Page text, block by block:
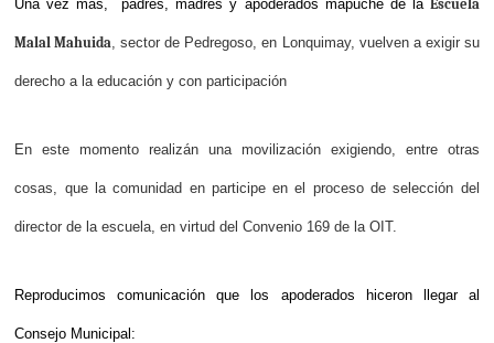
Una vez mas, padres, madres y apoderados mapuche de la Escuela
Malal Mahuida, sector de Pedregoso, en Lonquimay, vuelven a exigir su
derecho a la educación y con participación
En este momento realizán una movilización exigiendo, entre otras
cosas, que la comunidad en participe en el proceso de selección del
director de la escuela, en virtud del Convenio 169 de la OIT.
Reproducimos comunicación que los apoderados hiceron llegar al
Consejo Municipal: